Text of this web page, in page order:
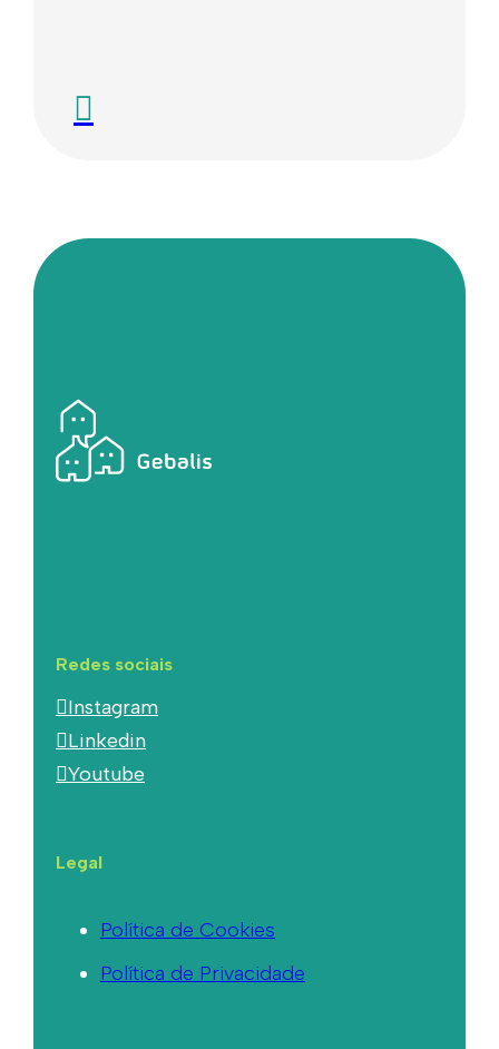
Redes sociais
Instagram
Linkedin
Youtube
Legal
Política de Cookies
Política de Privacidade